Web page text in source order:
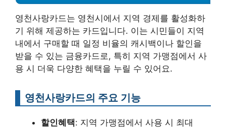
영천사랑카드는 영천시에서 지역 경제를 활성화하
기 위해 제공하는 카드입니다. 이는 시민들이 지역
내에서 구매할 때 일정 비율의 캐시백이나 할인을
받을 수 있는 금융카드로, 특히 지역 가맹점에서 사
용 시 더욱 다양한 혜택을 누릴 수 있어요.
영천사랑카드의 주요 기능
할인혜택: 지역 가맹점에서 사용 시 최대